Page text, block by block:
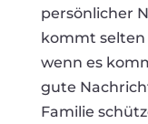
persönlicher
kommt selten
wenn es
gute
Familie